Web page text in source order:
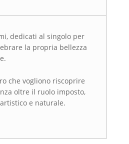
dedicati al singolo per
la propria bellezza
che vogliono riscoprire
oltre il ruolo imposto,
e naturale.